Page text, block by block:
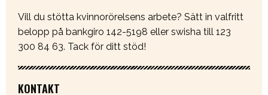
Vill du stötta kvinnorörelsens arbete? Sätt in valfritt
belopp på bankgiro 142-5198 eller swisha till 123
300 84 63. Tack för ditt stöd!
KONTAKT